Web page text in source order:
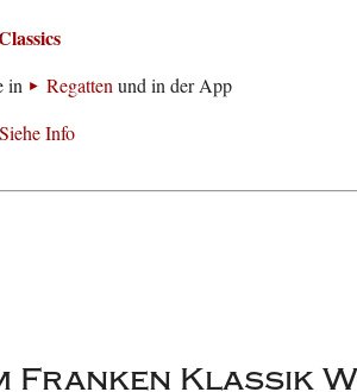
in Regattenund in der App
Siehe Info
Franken Klassik